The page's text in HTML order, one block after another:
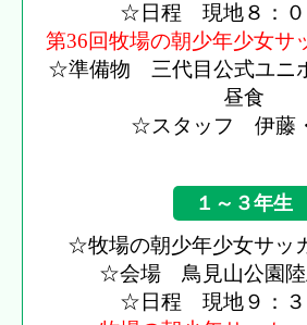
☆日程 現地８：０
第36回牧場の朝少年少女サ
☆準備物 三代目公式ユニ
昼食
☆スタッフ 伊藤
１～３年生
☆牧場の朝少年少女サッ
☆会場 鳥見山公園陸
☆日程 現地９：３